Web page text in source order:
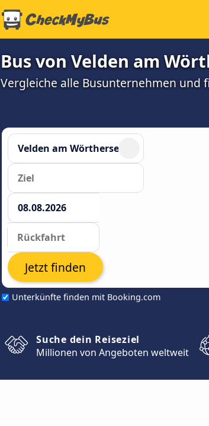
Bus von Velden am
Vergleiche alle Busunternehmen und
Unterkünfte finden mit Booking.com
Jetzt finden
Suche dein Reiseziel
Millionen von Angeboten weltweit